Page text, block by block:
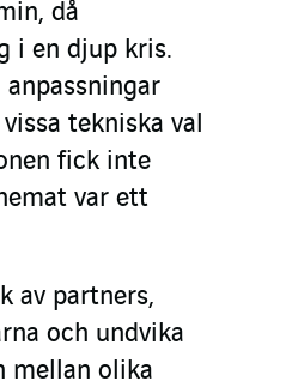
då
i en djup kris.
tekniska val
fick inte
var ett
av partners,
och undvika
mellan olika